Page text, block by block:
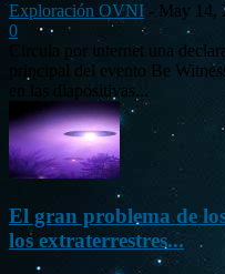
Exploración OVNI - May 14,
0
Circula por internet una
principal del evento Be
en las diapositivas...
El gran problema de
los extraterrestres...